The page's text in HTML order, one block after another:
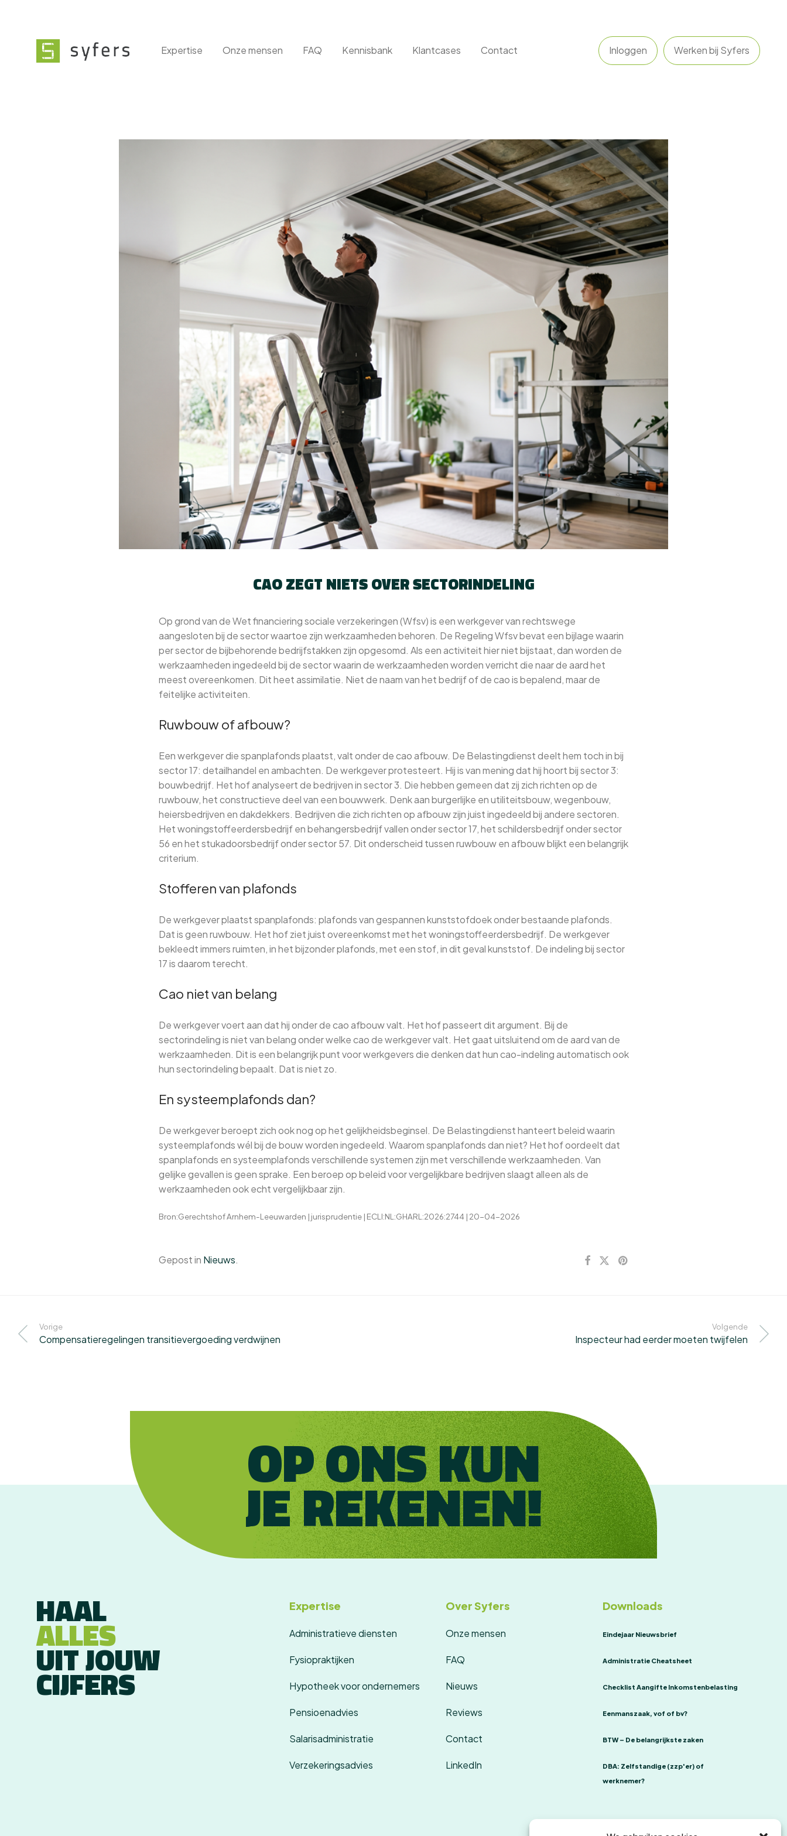
Expertise Onze mensen FAQ Kennisbank Klantcases Contact Inloggen Werken bij Syfers
CAO ZEGT NIETS OVER SECTORINDELING
Op grond van de Wet financiering sociale verzekeringen (Wfsv) is een werkgever van rechtswege
aangesloten bij de sector waartoe zijn werkzaamheden behoren. De Regeling Wfsv bevat een bijlage waarin
per sector de bijbehorende bedrijfstakken zijn opgesomd. Als een activiteit hier niet bijstaat, dan worden de
werkzaamheden ingedeeld bij de sector waarin de werkzaamheden worden verricht die naar de aard het
meest overeenkomen. Dit heet assimilatie. Niet de naam van het bedrijf of de cao is bepalend, maar de
feitelijke activiteiten.
Ruwbouw of afbouw?
Een werkgever die spanplafonds plaatst, valt onder de cao afbouw. De Belastingdienst deelt hem toch in bij
sector 17: detailhandel en ambachten. De werkgever protesteert. Hij is van mening dat hij hoort bij sector 3:
bouwbedrijf. Het hof analyseert de bedrijven in sector 3. Die hebben gemeen dat zij zich richten op de
ruwbouw, het constructieve deel van een bouwwerk. Denk aan burgerlijke en utiliteitsbouw, wegenbouw,
heiersbedrijven en dakdekkers. Bedrijven die zich richten op afbouw zijn juist ingedeeld bij andere sectoren.
Het woningstoffeerdersbedrijf en behangersbedrijf vallen onder sector 17, het schildersbedrijf onder sector
56 en het stukadoorsbedrijf onder sector 57. Dit onderscheid tussen ruwbouw en afbouw blijkt een belangrijk
criterium.
Stofferen van plafonds
De werkgever plaatst spanplafonds: plafonds van gespannen kunststofdoek onder bestaande plafonds.
Dat is geen ruwbouw. Het hof ziet juist overeenkomst met het woningstoffeerdersbedrijf. De werkgever
bekleedt immers ruimten, in het bijzonder plafonds, met een stof, in dit geval kunststof. De indeling bij sector
17 is daarom terecht.
Cao niet van belang
De werkgever voert aan dat hij onder de cao afbouw valt. Het hof passeert dit argument. Bij de
sectorindeling is niet van belang onder welke cao de werkgever valt. Het gaat uitsluitend om de aard van de
werkzaamheden. Dit is een belangrijk punt voor werkgevers die denken dat hun cao-indeling automatisch ook
hun sectorindeling bepaalt. Dat is niet zo.
En systeemplafonds dan?
De werkgever beroept zich ook nog op het gelijkheidsbeginsel. De Belastingdienst hanteert beleid waarin
systeemplafonds wél bij de bouw worden ingedeeld. Waarom spanplafonds dan niet? Het hof oordeelt dat
spanplafonds en systeemplafonds verschillende systemen zijn met verschillende werkzaamheden. Van
gelijke gevallen is geen sprake. Een beroep op beleid voor vergelijkbare bedrijven slaagt alleen als de
werkzaamheden ook echt vergelijkbaar zijn.
Bron:Gerechtshof Arnhem-Leeuwarden | jurisprudentie | ECLI:NL:GHARL:2026:2744 | 20-04-2026
Gepost in Nieuws.
Vorige
Compensatieregelingen transitievergoeding verdwijnen
Volgende
Inspecteur had eerder moeten twijfelen
OP ONS KUN
JE REKENEN!
HAAL
ALLES
UIT JOUW
CIJFERS
Expertise
Administratieve diensten
Fysiopraktijken
Hypotheek voor ondernemers
Pensioenadvies
Salarisadministratie
Verzekeringsadvies
Over Syfers
Onze mensen
FAQ
Nieuws
Reviews
Contact
LinkedIn
Downloads
Eindejaar Nieuwsbrief
Administratie Cheatsheet
Checklist Aangifte Inkomstenbelasting
Eenmanszaak, vof of bv?
BTW – De belangrijkste zaken
DBA: Zelfstandige (zzp'er) of
werknemer?